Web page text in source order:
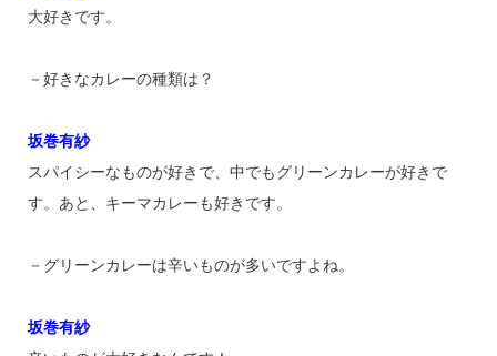
大好きです。
－好きなカレーの種類は？
坂巻有紗
スパイシーなものが好きで、中でもグリーンカレーが好きで
す。あと、キーマカレーも好きです。
－グリーンカレーは辛いものが多いですよね。
坂巻有紗